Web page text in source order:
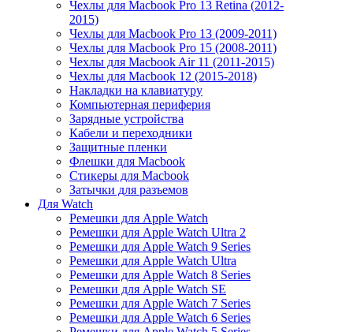
Чехлы для Macbook Pro 13 Retina (2012-
2015)
Чехлы для Macbook Pro 13 (2009-2011)
Чехлы для Macbook Pro 15 (2008-2011)
Чехлы для Macbook Air 11 (2011-2015)
Чехлы для Macbook 12 (2015-2018)
Накладки на клавиатуру
Компьютерная периферия
Зарядные устройства
Кабели и переходники
Защитные пленки
Флешки для Macbook
Стикеры для Macbook
Затычки для разъемов
Для Watch
Ремешки для Apple Watch
Ремешки для Apple Watch Ultra 2
Ремешки для Apple Watch 9 Series
Ремешки для Apple Watch Ultra
Ремешки для Apple Watch 8 Series
Ремешки для Apple Watch SE
Ремешки для Apple Watch 7 Series
Ремешки для Apple Watch 6 Series